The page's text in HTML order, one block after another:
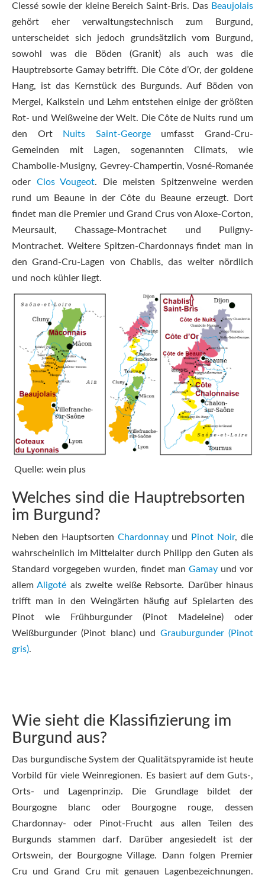
Clessé sowie der kleine Bereich Saint-Bris. Das Beaujolais
gehört eher verwaltungstechnisch zum Burgund,
unterscheidet sich jedoch grundsätzlich vom Burgund,
sowohl was die Böden (Granit) als auch was die
Hauptrebsorte Gamay betrifft. Die Côte d’Or, der goldene
Hang, ist das Kernstück des Burgunds. Auf Böden von
Mergel, Kalkstein und Lehm entstehen einige der größten
Rot- und Weißweine der Welt. Die Côte de Nuits rund um
den Ort Nuits Saint-Georgeumfasst Grand-Cru-
Gemeinden mit Lagen, sogenannten Climats, wie
Chambolle-Musigny, Gevrey-Champertin, Vosné-Romanée
oder Clos Vougeot. Die meisten Spitzenweine werden
rund um Beaune in der Côte du Beaune erzeugt. Dort
findet man die Premier und Grand Crus von Aloxe-Corton,
Meursault, Chassage-Montrachet und Puligny-
Montrachet. Weitere Spitzen-Chardonnays findet man in
den Grand-Cru-Lagen von Chablis, das weiter nördlich
und noch kühler liegt.
Quelle: wein plus
Welches sind die Hauptrebsorten
im Burgund?
Neben den Hauptsorten Chardonnayund Pinot Noir, die
wahrscheinlich im Mittelalter durch Philipp den Guten als
Standard vorgegeben wurden, findet man Gamay und vor
allemAligoté als zweite weiße Rebsorte. Darüber hinaus
trifft man in den Weingärten häufig auf Spielarten des
Pinot wie Frühburgunder (Pinot Madeleine) oder
Weißburgunder (Pinot blanc) und Grauburgunder (Pinot
gris).
Wie sieht die Klassifizierung im
Burgund aus?
Das burgundische System der Qualitätspyramide ist heute
Vorbild für viele Weinregionen. Es basiert auf dem Guts-,
Orts- und Lagenprinzip. Die Grundlage bildet der
Bourgogne blanc oder Bourgogne rouge, dessen
Chardonnay- oder Pinot-Frucht aus allen Teilen des
Burgunds stammen darf. Darüber angesiedelt ist der
Ortswein, der Bourgogne Village. Dann folgen Premier
Cru und Grand Cru mit genauen Lagenbezeichnungen.